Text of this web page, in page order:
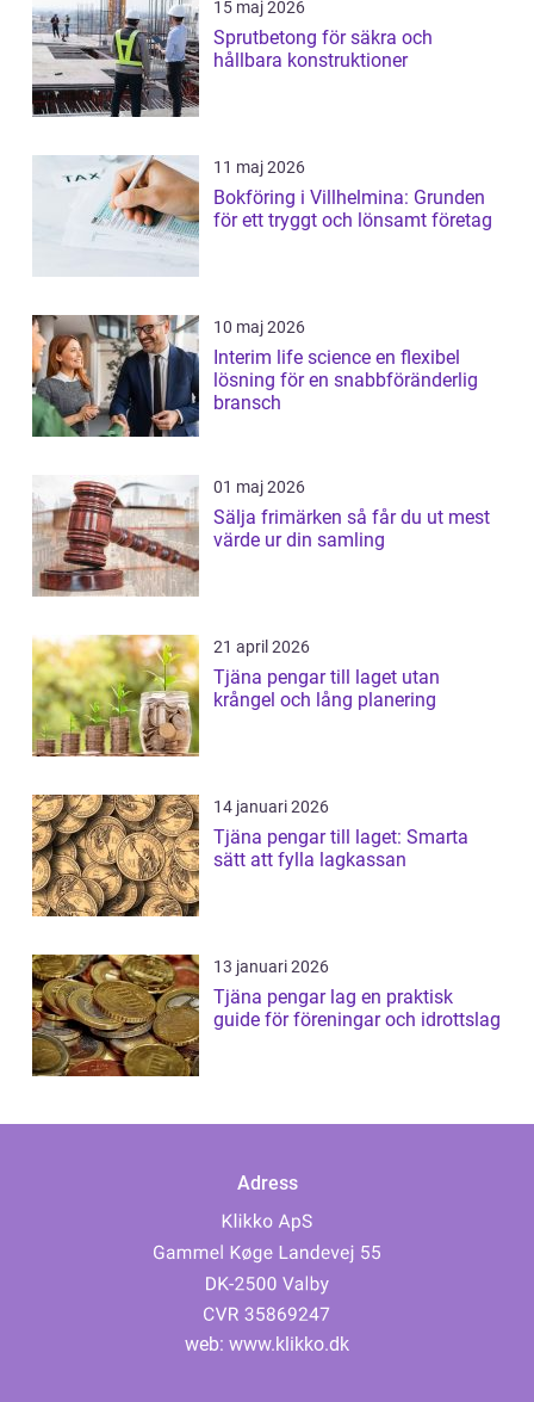
15 maj 2026
Sprutbetong för säkra och
hållbara konstruktioner
11 maj 2026
Bokföring i Villhelmina: Grunden
för ett tryggt och lönsamt företag
10 maj 2026
Interim life science en flexibel
lösning för en snabbföränderlig
bransch
01 maj 2026
Sälja frimärken så får du ut mest
värde ur din samling
21 april 2026
Tjäna pengar till laget utan
krångel och lång planering
14 januari 2026
Tjäna pengar till laget: Smarta
sätt att fylla lagkassan
13 januari 2026
Tjäna pengar lag en praktisk
guide för föreningar och idrottslag
Adress
web: www.klikko.dk